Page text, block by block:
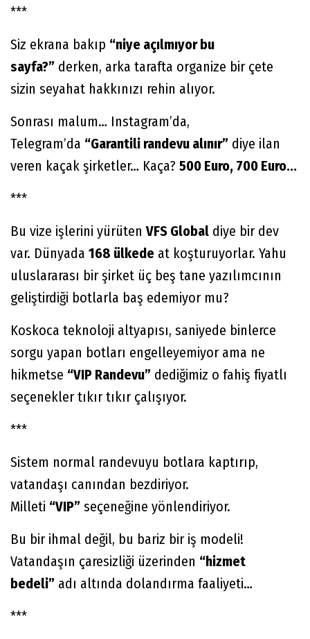
***
Siz ekrana bakıp “niye açılmıyor bu
sayfa?” derken, arka tarafta organize bir çete
sizin seyahat hakkınızı rehin alıyor.
Sonrası malum… Instagram’da,
Telegram’da “Garantili randevu alınır” diye ilan
veren kaçak şirketler… Kaça? 500 Euro, 700 Euro...
***
Bu vize işlerini yürütenVFS Global diye bir dev
var. Dünyada 168 ülkede at koşturuyorlar. Yahu
uluslararası bir şirket üç beş tane yazılımcının
geliştirdiği botlarla baş edemiyor mu?
Koskoca teknoloji altyapısı, saniyede binlerce
sorgu yapan botları engelleyemiyor ama ne
hikmetse “VIP Randevu” dediğimiz o fahiş fiyatlı
seçenekler tıkır tıkır çalışıyor.
***
Sistem normal randevuyu botlara kaptırıp,
vatandaşı canından bezdiriyor.
Milleti “VIP” seçeneğine yönlendiriyor.
Bu bir ihmal değil, bu bariz bir iş modeli!
Vatandaşın çaresizliği üzerinden “hizmet
bedeli” adı altında dolandırma faaliyeti…
***